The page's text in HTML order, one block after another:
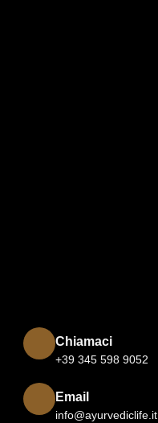
Chiamaci
+39 345 598 9052
Email
info@ayurvediclife.it